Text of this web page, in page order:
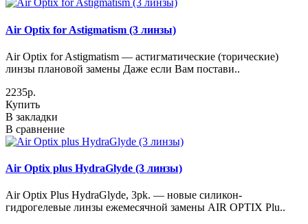
Air Optix for Astigmatism (3 линзы)
Air Optix for Astigmatism — астигматические (торические)
линзы плановой замены Даже если Вам постави..
2235р.
Купить
В закладки
В сравнение
Air Optix plus HydraGlyde (3 линзы)
Air Optix Plus HydraGlyde, 3pk. — новые силикон-
гидрогелевые линзы ежемесячной замены AIR OPTIX Plu..